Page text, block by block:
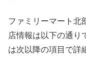
ファミリーマート北
店情報は以下の通り
は次以降の項目で詳